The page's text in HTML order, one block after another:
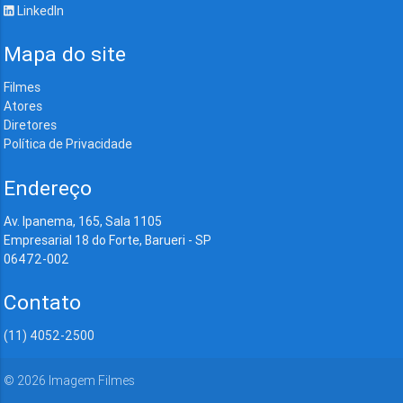
LinkedIn
Mapa do site
Filmes
Atores
Diretores
Política de Privacidade
Endereço
Av. Ipanema, 165, Sala 1105
Empresarial 18 do Forte, Barueri - SP
06472-002
Contato
(11) 4052-2500
© 2026 Imagem Filmes